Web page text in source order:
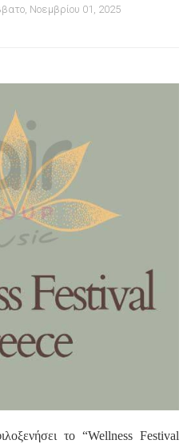
Νοεμβρίου 01, 2025
το “Wellness Festival